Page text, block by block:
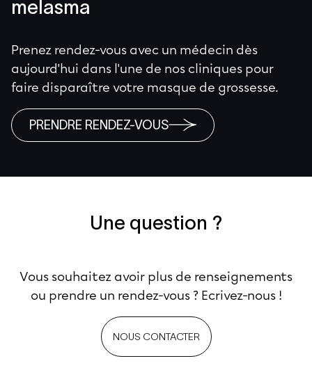
melasma
Prenez rendez-vous avec un médecin dès
aujourd'hui dans l'une de nos cliniques pour
faire disparaître votre masque de grossesse.
PRENDRE RENDEZ-VOUS
Une question ?
Vous souhaitez avoir plus de renseignements
ou prendre un rendez-vous ? Ecrivez-nous !
NOUS CONTACTER